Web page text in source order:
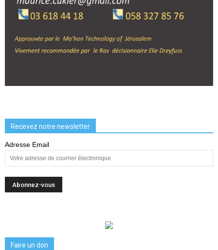
Recevez notre newsletter
Adresse Email
Faire un don